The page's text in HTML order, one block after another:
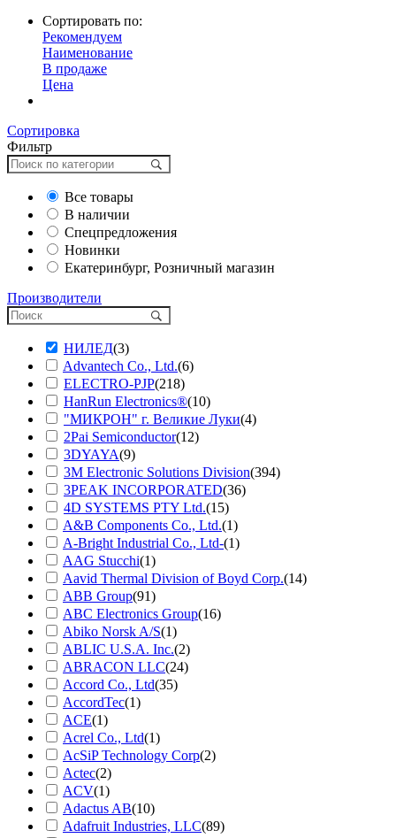
Сортировать по:
Рекомендуем
Наименование
В продаже
Цена
Сортировка
Фильтр
Все товары
В наличии
Спецпредложения
Новинки
Екатеринбург, Розничный магазин
Производители
НИЛЕД(3)
Advantech Co., Ltd.(6)
ELECTRO-PJP(218)
HanRun Electronics®(10)
"МИКРОН" г. Великие Луки(4)
2Pai Semiconductor(12)
3DYAYA(9)
3M Electronic Solutions Division(394)
3PEAK INCORPORATED(36)
4D SYSTEMS PTY Ltd.(15)
A&B Components Co., Ltd.(1)
A-Bright Industrial Co., Ltd-(1)
AAG Stucchi(1)
Aavid Thermal Division of Boyd Corp.(14)
ABB Group(91)
ABC Electronics Group(16)
Abiko Norsk A/S(1)
ABLIC U.S.A. Inc.(2)
ABRACON LLC(24)
Accord Co., Ltd(35)
AccordTec(1)
ACE(1)
Acrel Co., Ltd(1)
AcSiP Technology Corp(2)
Actec(2)
ACV(1)
Adactus AB(10)
Adafruit Industries, LLC(89)